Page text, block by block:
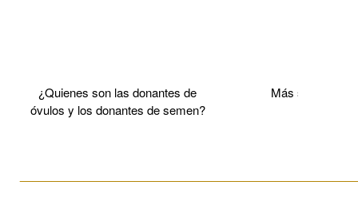
¿Quienes son las donantes de
óvulos y los donantes de semen?
Más sobre el